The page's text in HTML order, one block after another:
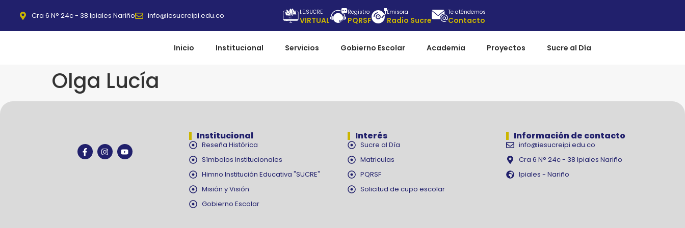
Cra 6 N° 24c - 38 Ipiales Nariño info@iesucreipi.edu.co I.E.SUCRE
VIRTUAL
Registro
PQRSF
Emisora
Radio Sucre
Te aténdemos
Contacto
Inicio Institucional Servicios Gobierno Escolar Academia Proyectos Sucre al Día
Olga Lucía
Institucional
Reseña Histórica
Símbolos Institucionales
Himno Institución Educativa "SUCRE"
Misión y Visión
Gobierno Escolar
Interés
Sucre al Día
Matriculas
PQRSF
Solicitud de cupo escolar
Información de contacto
info@iesucreipi.edu.co
Cra 6 N° 24c - 38 Ipiales Nariño
Ipiales - Nariño